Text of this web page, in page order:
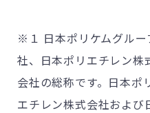
※１ 日本ポリケムグル
社、日本ポリエチレン株
会社の総称です。日本ポ
エチレン株式会社およ